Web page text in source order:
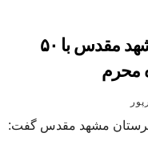
پذیرش مراکز اقامتی مشهد مقدس با ۵۰
محرم
شهرستان مشهد مقدس گفت: